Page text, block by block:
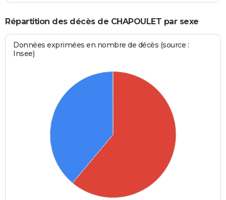
Répartition des décès de CHAPOULET par sexe
Données exprimées en nombre de décès (source :
Insee)